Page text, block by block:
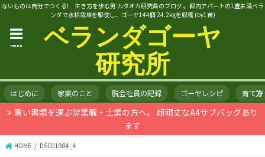
ないものは自分でつくる! 生き方を歩む男 カタオカ研究員のブログ 。都内アパートの1畳未満ベラ
ンダで水耕栽培を駆使し、ゴーヤ144個 24.2kgを収穫 (by1苗)
ベランダゴーヤ
研究所
menu
はじめに 家業のこと 脱会社員の記録 ゴーヤレシピ 育て方
重い書類を運ぶ営業職・士業の方へ。 超頑丈なA4サブバッグあり
ます
HOME DSC01984_4